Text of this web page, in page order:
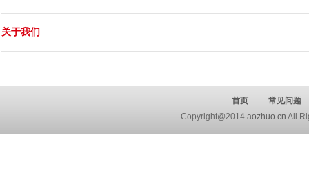
关于我们
首页
常见问题
Copyright@2014 aozhuo.cn All